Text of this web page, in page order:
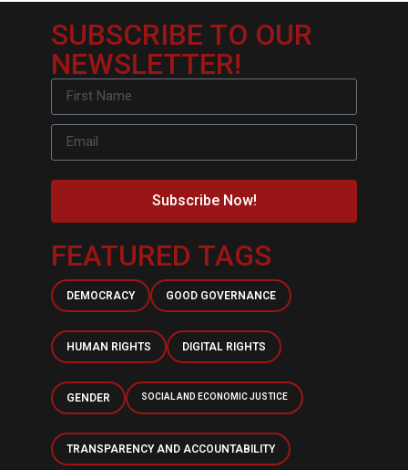
SUBSCRIBE TO OUR
NEWSLETTER!
Subscribe Now!
FEATURED TAGS
DEMOCRACY GOOD GOVERNANCE
HUMAN RIGHTS DIGITAL RIGHTS
GENDER SOCIAL AND ECONOMIC JUSTICE
TRANSPARENCY AND ACCOUNTABILITY